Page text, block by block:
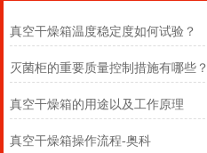
真空干燥箱温度稳定度如何试验？
灭菌柜的重要质量控制措施有哪些？
真空干燥箱的用途以及工作原理
真空干燥箱操作流程-奥科